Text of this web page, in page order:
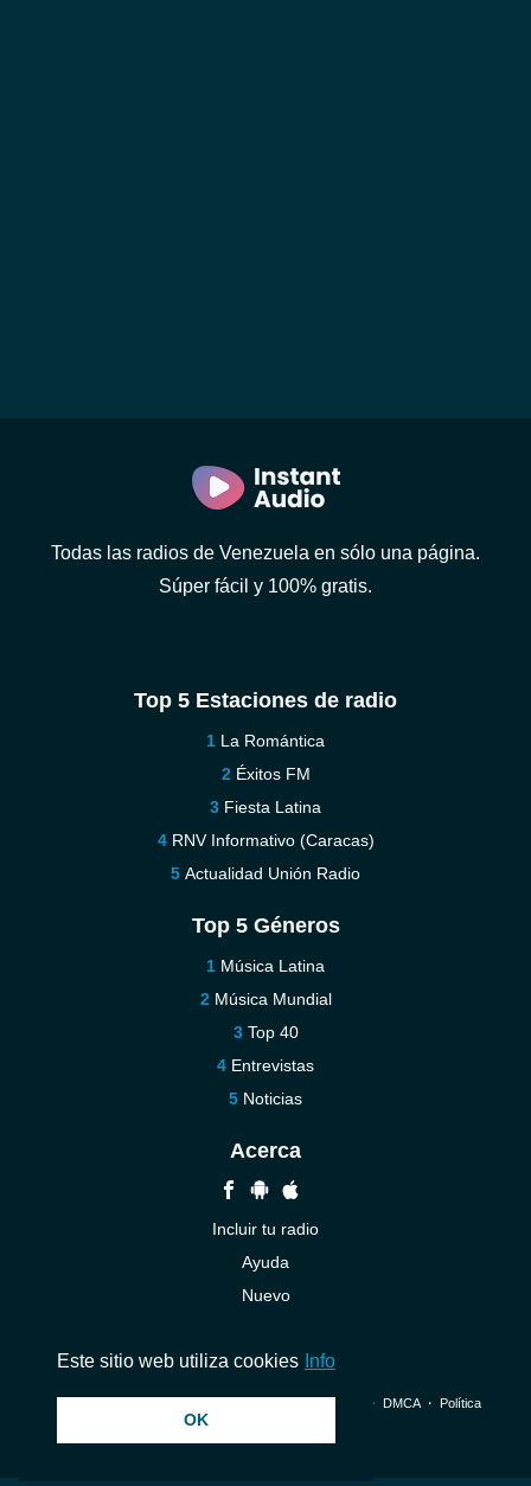
Todas las radios de Venezuela en sólo una página.
Súper fácil y 100% gratis.
Top 5 Estaciones de radio
La Romántica
Éxitos FM
Fiesta Latina
RNV Informativo (Caracas)
Actualidad Unión Radio
Top 5 Géneros
Música Latina
Música Mundial
Top 40
Entrevistas
Noticias
Acerca
Incluir tu radio
Ayuda
Nuevo
© 2026 InstantAudio. Reservados todos los derechos. ・ DMCA・ Política
Este sitio web utiliza cookies Info
OK